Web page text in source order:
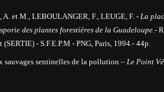
et M., LEBOULANGER, F., LEUGE, F. - La
des plantes forestières de la Guadeloupe .-
- S.F.E.P.M - PNG, Paris, 1994.- 44p.
sauvages sentinelles de la pollution – Le Point